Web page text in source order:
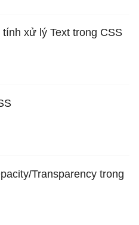
tính xử lý Text trong CSS
Transparency trong